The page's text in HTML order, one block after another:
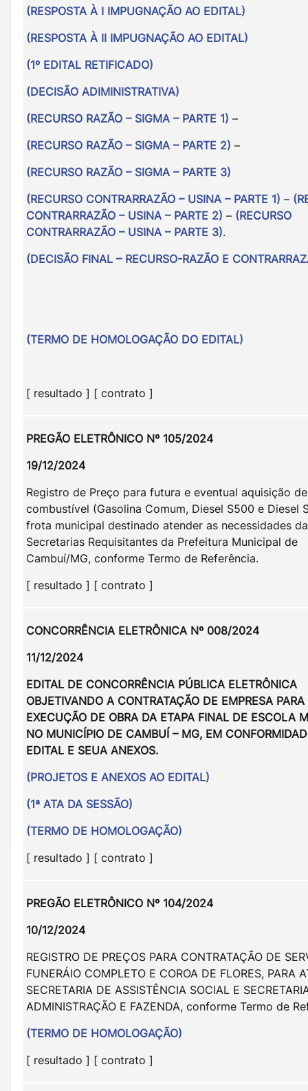
(RESPOSTA À I IMPUGNAÇÃO AO EDITAL)
(RESPOSTA À II IMPUGNAÇÃO AO EDITAL)
(1º EDITAL RETIFICADO)
(DECISÃO ADIMINISTRATIVA)
(RECURSO RAZÃO – SIGMA – PARTE 1) –
(RECURSO RAZÃO – SIGMA – PARTE 2) –
(RECURSO RAZÃO – SIGMA – PARTE 3)
(RECURSO CONTRARRAZÃO – USINA – PARTE 1) –
CONTRARRAZÃO – USINA – PARTE 2) – (RECURSO
CONTRARRAZÃO – USINA – PARTE 3).
(DECISÃO FINAL – RECURSO-RAZÃO E
(TERMO DE HOMOLOGAÇÃO DO EDITAL)
[ resultado ] [ contrato ]
PREGÃO ELETRÔNICO Nº 105/2024
19/12/2024
Registro de Preço para futura e eventual aquisição de
combustível (Gasolina Comum, Diesel S500 e Diesel
frota municipal destinado atender as necessidades
Secretarias Requisitantes da Prefeitura Municipal de
Cambuí/MG, conforme Termo de Referência.
[ resultado ] [ contrato ]
CONCORRÊNCIA ELETRÔNICA Nº 008/2024
11/12/2024
EDITAL DE CONCORRÊNCIA PÚBLICA ELETRÔNICA
OBJETIVANDO A CONTRATAÇÃO DE EMPRESA PARA
EXECUÇÃO DE OBRA DA ETAPA FINAL DE ESCOLA
NO MUNICÍPIO DE CAMBUÍ – MG, EM
EDITAL E SEUA ANEXOS.
(PROJETOS E ANEXOS AO EDITAL)
(1ª ATA DA SESSÃO)
(TERMO DE HOMOLOGAÇÃO)
[ resultado ] [ contrato ]
PREGÃO ELETRÔNICO Nº 104/2024
10/12/2024
REGISTRO DE PREÇOS PARA CONTRATAÇÃO DE
FUNERÁIO COMPLETO E COROA DE FLORES, PARA
SECRETARIA DE ASSISTÊNCIA SOCIAL E
ADMINISTRAÇÃO E FAZENDA, conforme Termo de
(TERMO DE HOMOLOGAÇÃO)
[ resultado ] [ contrato ]